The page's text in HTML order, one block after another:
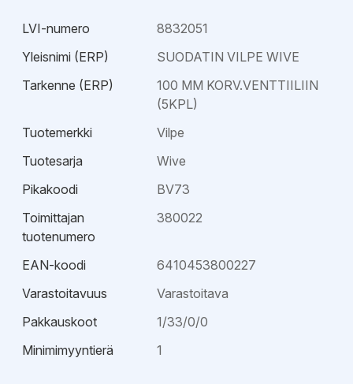
LVI-numero
8832051
Yleisnimi (ERP)
SUODATIN VILPE WIVE
Tarkenne (ERP)
100 MM KORV.VENTTIILIIN
(5KPL)
Tuotemerkki
Vilpe
Tuotesarja
Wive
Pikakoodi
BV73
Toimittajan
tuotenumero
380022
EAN-koodi
6410453800227
Varastoitavuus
Varastoitava
Pakkauskoot
1/33/0/0
Minimimyyntierä
1